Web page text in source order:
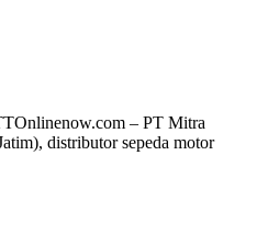
– PT Mitra
distributor sepeda motor